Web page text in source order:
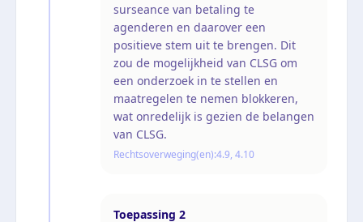
surseance van betaling te
agenderen en daarover een
positieve stem uit te brengen. Dit
zou de mogelijkheid van CLSG om
een onderzoek in te stellen en
maatregelen te nemen blokkeren,
wat onredelijk is gezien de belangen
van CLSG.
Rechtsoverweging(en):4.9, 4.10
Toepassing 2